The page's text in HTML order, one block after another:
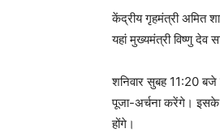
केंद्रीय गृहमंत्री अमित
यहां मुख्यमंत्री विष्णु देव
शनिवार सुबह 11:20 बजे
पूजा-अर्चना करेंगे। इसके
होंगे।